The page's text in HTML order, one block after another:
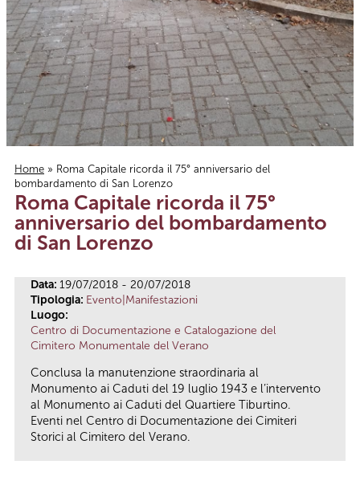
Tu sei qui
Home » Roma Capitale ricorda il 75° anniversario del
bombardamento di San Lorenzo
Roma Capitale ricorda il 75°
anniversario del bombardamento
di San Lorenzo
Data: 19/07/2018 - 20/07/2018
Tipologia: Evento|Manifestazioni
Luogo:
Centro di Documentazione e Catalogazione del
Cimitero Monumentale del Verano
Conclusa la manutenzione straordinaria al
Monumento ai Caduti del 19 luglio 1943 e l’intervento
al Monumento ai Caduti del Quartiere Tiburtino.
Eventi nel Centro di Documentazione dei Cimiteri
Storici al Cimitero del Verano.